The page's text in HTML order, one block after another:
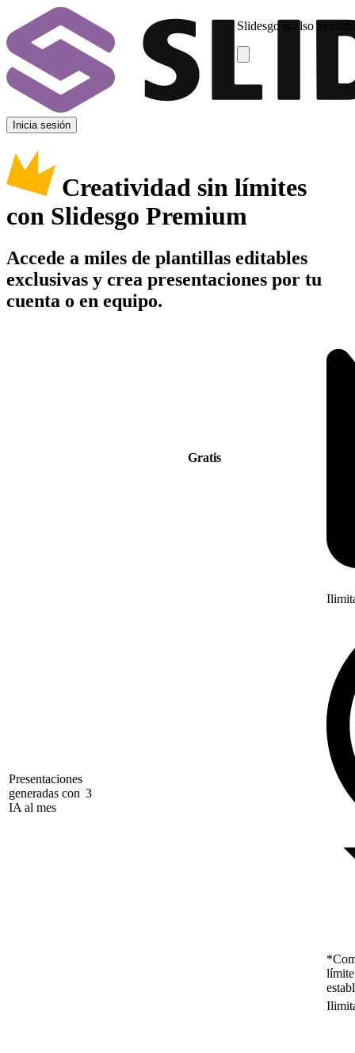
Slidesgo is also
Inicia sesión
Creatividad sin límites
con Slidesgo Premium
Accede a miles de plantillas editables
exclusivas y crea presentaciones por tu
cuenta o en equipo.
Gratis
Presentaciones
generadas con
IA al mes
3